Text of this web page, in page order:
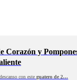
Corazón y
con esteguatero de 2…